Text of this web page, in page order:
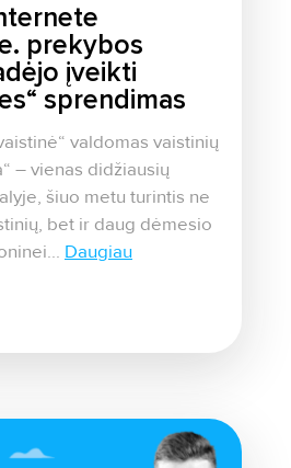
prekybos
įveikti
sprendimas
valdomas vaistinių
– vienas didžiausių
šiuo metu turintis ne
bet ir daug dėmesio
Daugiau